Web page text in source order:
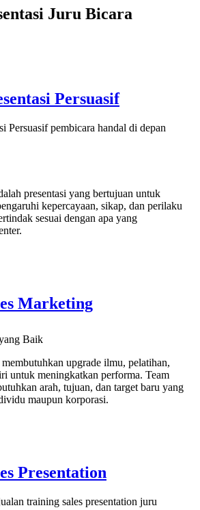
Juru Bicara
Persuasif
presentasi yang bertujuan untuk
kepercayaan, sikap, dan perilaku
sesuai dengan apa yang
Marketing
upgrade ilmu, pelatihan,
untuk meningkatkan performa. Team
arah, tujuan, dan target baru yang
maupun korporasi.
Presentation